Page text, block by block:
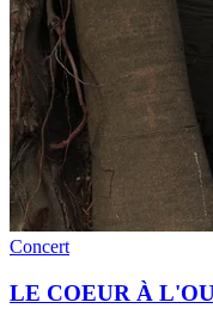
Concert
LE COEUR À